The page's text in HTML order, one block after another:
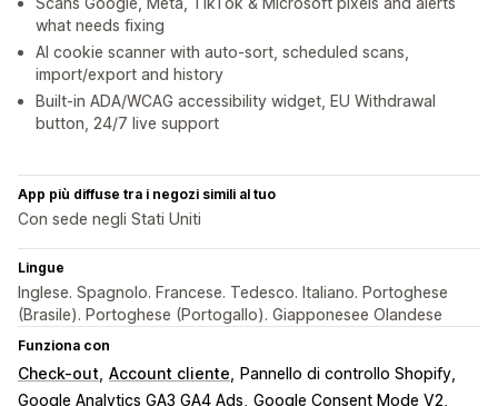
what needs fixing
AI cookie scanner with auto-sort, scheduled scans,
import/export and history
Built-in ADA/WCAG accessibility widget, EU Withdrawal
button, 24/7 live support
App più diffuse tra i negozi simili al tuo
Con sede negli Stati Uniti
Lingue
Inglese. Spagnolo. Francese. Tedesco. Italiano. Portoghese
(Brasile). Portoghese (Portogallo). Giapponesee Olandese
Funziona con
Check-out Account cliente
Pannello di controllo Shopify
Google Analytics GA3 GA4 Ads Google Consent Mode V2